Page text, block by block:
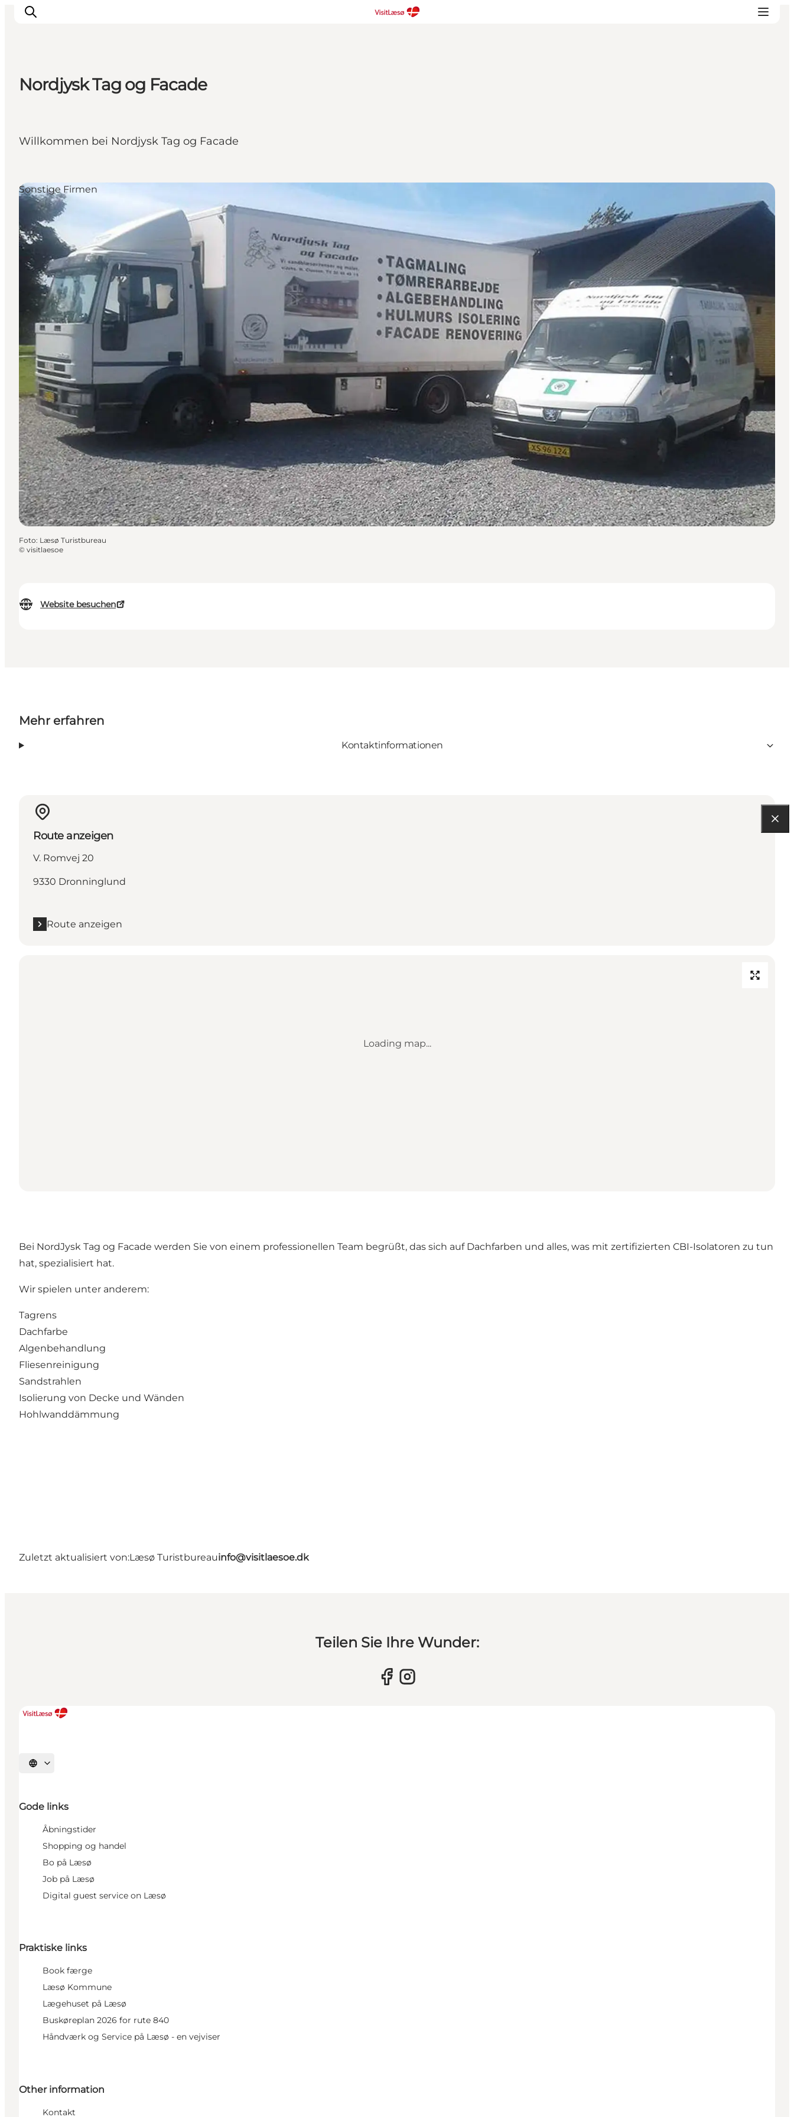
Nordjysk Tag og Facade
Willkommen bei Nordjysk Tag og Facade
Website besuchen
Sonstige Firmen
Foto: Læsø Turistbureau
© visitlaesoe
Mehr erfahren
Kontaktinformationen
Route anzeigen
V. Romvej 20
9330 Dronninglund
Route anzeigen
Loading map...
Bei NordJysk Tag og Facade werden Sie von einem professionellen Team begrüßt, das sich auf Dachfarben und alles, was mit zertifizierten CBI-Isolatoren zu tun
hat, spezialisiert hat.
Wir spielen unter anderem:
Tagrens
Dachfarbe
Algenbehandlung
Fliesenreinigung
Sandstrahlen
Isolierung von Decke und Wänden
Hohlwanddämmung
Zuletzt aktualisiert von:Læsø Turistbureauinfo@visitlaesoe.dk
Teilen Sie Ihre Wunder:
Sprache auswählen
Gode links
Åbningstider
Shopping og handel
Bo på Læsø
Job på Læsø
Digital guest service on Læsø
Praktiske links
Book færge
Læsø Kommune
Lægehuset på Læsø
Buskøreplan 2026 for rute 840
Håndværk og Service på Læsø - en vejviser
Other information
Kontakt